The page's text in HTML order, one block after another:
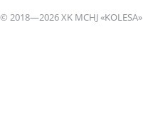
© 2018—2026 XK MCHJ «KOLESA»